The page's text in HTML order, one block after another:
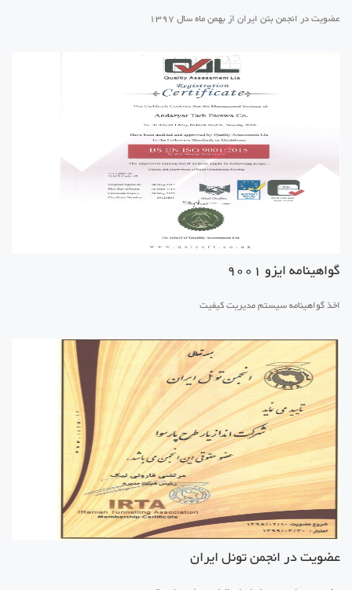
عضویت در انجمن بتن ایران از بهمن ماه سال 1397
گواهینامه ایزو 9001
اخذ گواهینامه سیستم مدیریت کیفیت
عضویت در انجمن تونل ایران